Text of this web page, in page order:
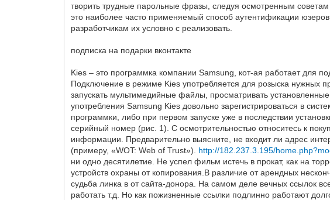
творить трудные парольные фразы, следуя осмотренным
это наиболее часто применяемый способ аутентификации
разработчикам их условно с реализовать.
подписка на подарки вконтакте
Kies – это программка компании Samsung, кот-ая работает для
Подключение в режиме Kies употребляется для розыска нужных
запускать мультимедийные файлы, просматривать
употребления Samsung Kies довольно зарегистрироваться в
программки, либо при первом запуске уже в последствии
серийный номер (рис. 1). С осмотрительностью относитесь к
информации. Предварительно выясните, не входит ли адрес
(примеру, «WOT: Web of Trust»). http://182.237.3.195/
ни одно десятилетие. Не успел фильм истечь в прокат, как на
устройств охраны от копирования.В различие от арендных
судьба линка в от сайта-донора. На самом деле вечных ссылок
работать т.д. Но как пожизненные ссылки подлинно работают